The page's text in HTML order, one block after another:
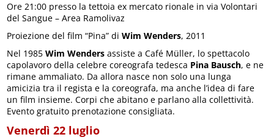
Ore 21:00 presso la tettoia ex mercato rionale in via Volontari
del Sangue – Area Ramolivaz
Proiezione del film “Pina” diWim Wenders, 2011
Nel 1985Wim Wenders assiste a Café Müller, lo spettacolo
capolavoro della celebre coreografa tedesca Pina Bausch, e ne
rimane ammaliato. Da allora nasce non solo una lunga
amicizia tra il regista e la coreografa, ma anche l’idea di fare
un film insieme. Corpi che abitano e parlano alla collettività.
Evento gratuito prenotazione consigliata.
Venerdì 22 luglio